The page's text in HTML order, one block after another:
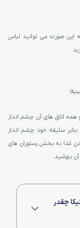
این صورت می توانید لباس
همه اتاق های آن چشم انداز
سلیقه خود چشم انداز
غذا به بخش رستوران های
بنوشید.
چقدر